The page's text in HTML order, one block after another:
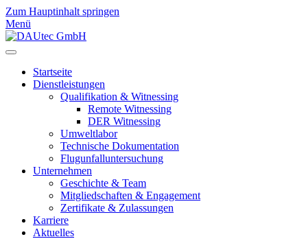
Zum Hauptinhalt springen
Menü
Startseite
Dienstleistungen
Qualifikation & Witnessing
Remote Witnessing
DER Witnessing
Umweltlabor
Technische Dokumentation
Flugunfalluntersuchung
Unternehmen
Geschichte & Team
Mitgliedschaften & Engagement
Zertifikate & Zulassungen
Karriere
Aktuelles